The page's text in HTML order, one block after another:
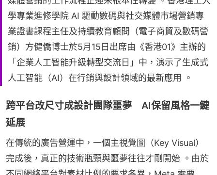
學專業進修學院 AI 驅動數碼與社交媒體市場營銷專
業證書課程主任及持續教育顧問（電子商貿及數碼營
銷）方健僑博士於5月15日出席由《香港01》主辦的
「企業人工智能升級轉型交流日」中，演示了生成式
人工智能（AI）在行銷與設計領域的最新應用 。
跨平台改尺寸成設計團隊噩夢 AI保留風格一鍵
延展
在傳統的廣告營運中，一個主視覺圖（Key Visual）
完成後，真正的技術瓶頸與噩夢往往才剛開始 。由於